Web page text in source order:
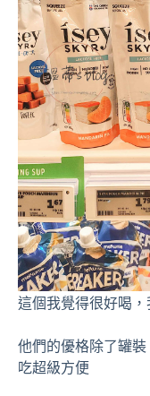
這個我覺得很好喝
他們的優格除了罐
吃超級方便